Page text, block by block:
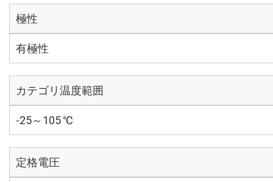
極性
有極性
カテゴリ温度範囲
-25～105 ℃
定格電圧